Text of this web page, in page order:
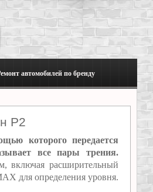
автомобилей по бренду
Р2
которого передается
все пары трения.
включая расширительный
для определения уровня.